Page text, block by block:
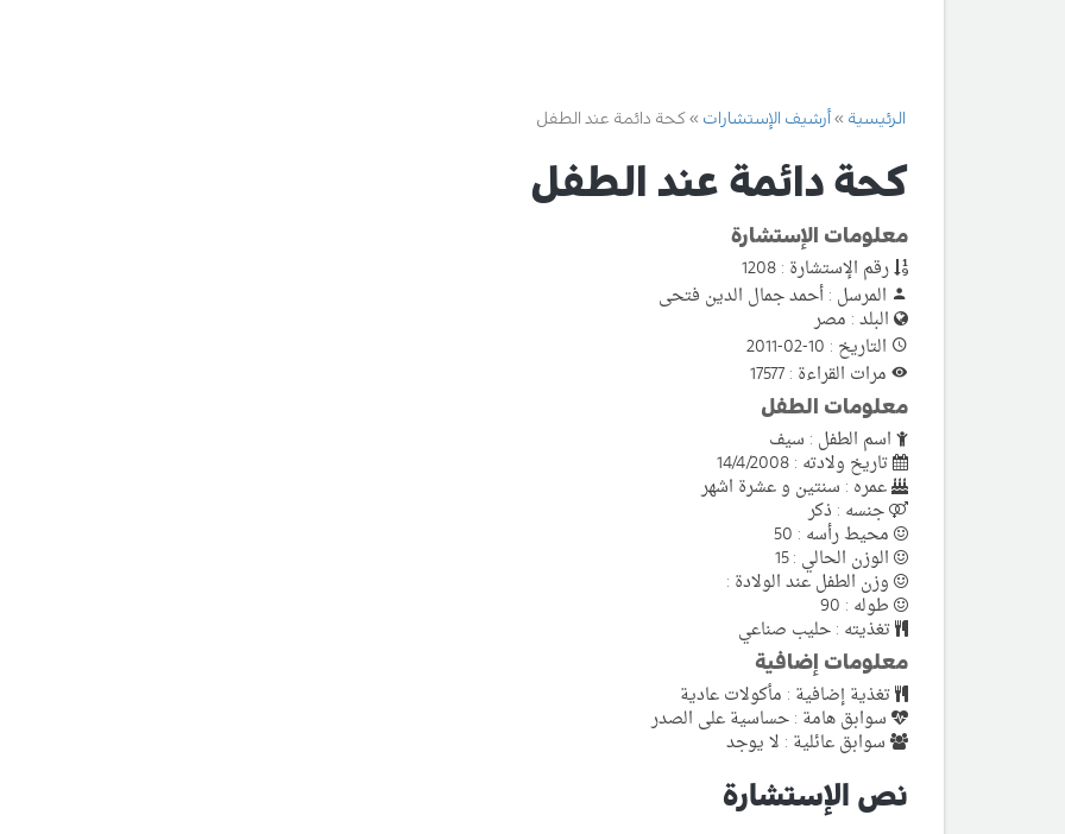
الرئيسية أرشيف الإستشارات كحة دائمة عند الطفل
كحة دائمة عند الطفل
معلومات الإستشارة
رقم الإستشارة : 1208
المرسل : أحمد جمال الدين فتحى
البلد : مصر
التاريخ : 10-02-2011
مرات القراءة : 17577
معلومات الطفل
اسم الطفل : سيف
تاريخ ولادته : 14/4/2008
عمره : سنتين و عشرة اشهر
جنسه : ذكر
محيط رأسه : 50
الوزن الحالي : 15
وزن الطفل عند الولادة :
طوله : 90
تغذيته : حليب صناعي
معلومات إضافية
تغذية إضافية : مأكولات عادية
سوابق هامة : حساسية على الصدر
سوابق عائلية : لا يوجد
نص الإستشارة